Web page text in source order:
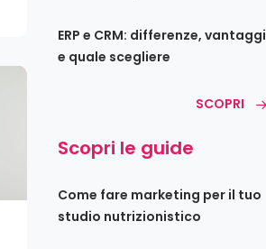
ERP e CRM: differenze, vantaggi
e quale scegliere
SCOPRI
Scopri le guide
Come fare marketing per il tuo
studio nutrizionistico